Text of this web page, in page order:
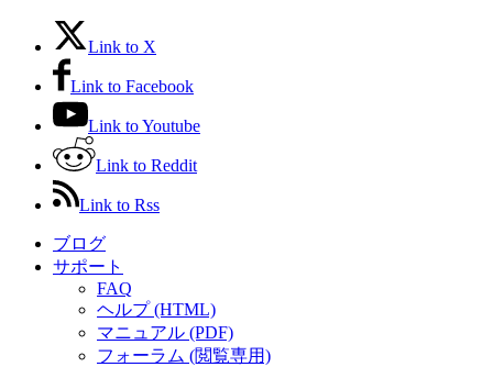
Link to X
Link to Facebook
Link to Youtube
Link to Reddit
Link to Rss
ブログ
サポート
FAQ
ヘルプ (HTML)
マニュアル (PDF)
フォーラム (閲覧専用)